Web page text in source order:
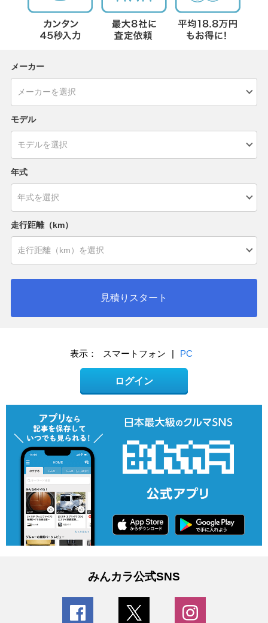
メーカー
モデル
年式
走行距離（km）
見積りスタート
表示： スマートフォン | PC
ログイン
みんカラ公式SNS